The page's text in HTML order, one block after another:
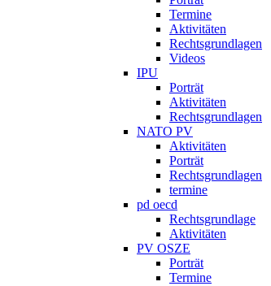
Termine
Aktivitäten
Rechtsgrundlagen
Videos
IPU
Porträt
Aktivitäten
Rechtsgrundlagen
NATO PV
Aktivitäten
Porträt
Rechtsgrundlagen
termine
pd oecd
Rechtsgrundlage
Aktivitäten
PV OSZE
Porträt
Termine